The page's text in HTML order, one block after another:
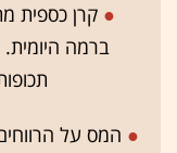
● קרן כספית
ברמה היומית.
●